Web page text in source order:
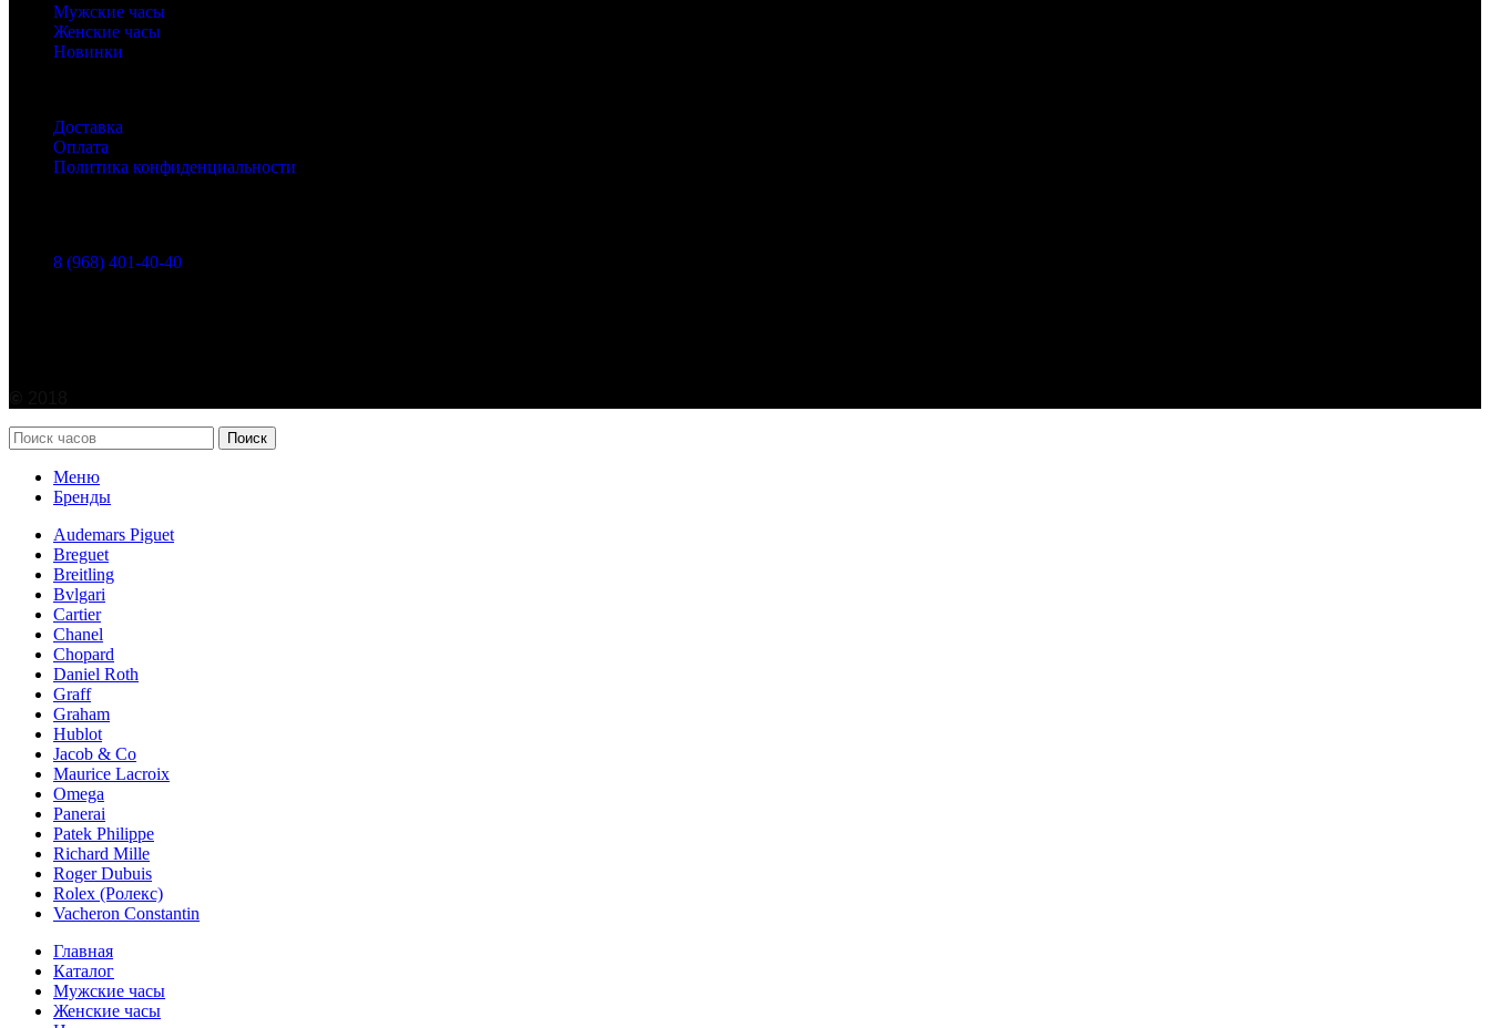
Мужские часы
Женские часы
Новинки
Доставка
Оплата
Политика конфиденциальности
8 (968) 401-40-40
Поиск
Меню
Бренды
Audemars Piguet
Breguet
Breitling
Bvlgari
Cartier
Chanel
Chopard
Daniel Roth
Graff
Graham
Hublot
Jacob & Co
Maurice Lacroix
Omega
Panerai
Patek Philippe
Richard Mille
Roger Dubuis
Rolex (Ролекс)
Vacheron Constantin
Главная
Каталог
Мужские часы
Женские часы